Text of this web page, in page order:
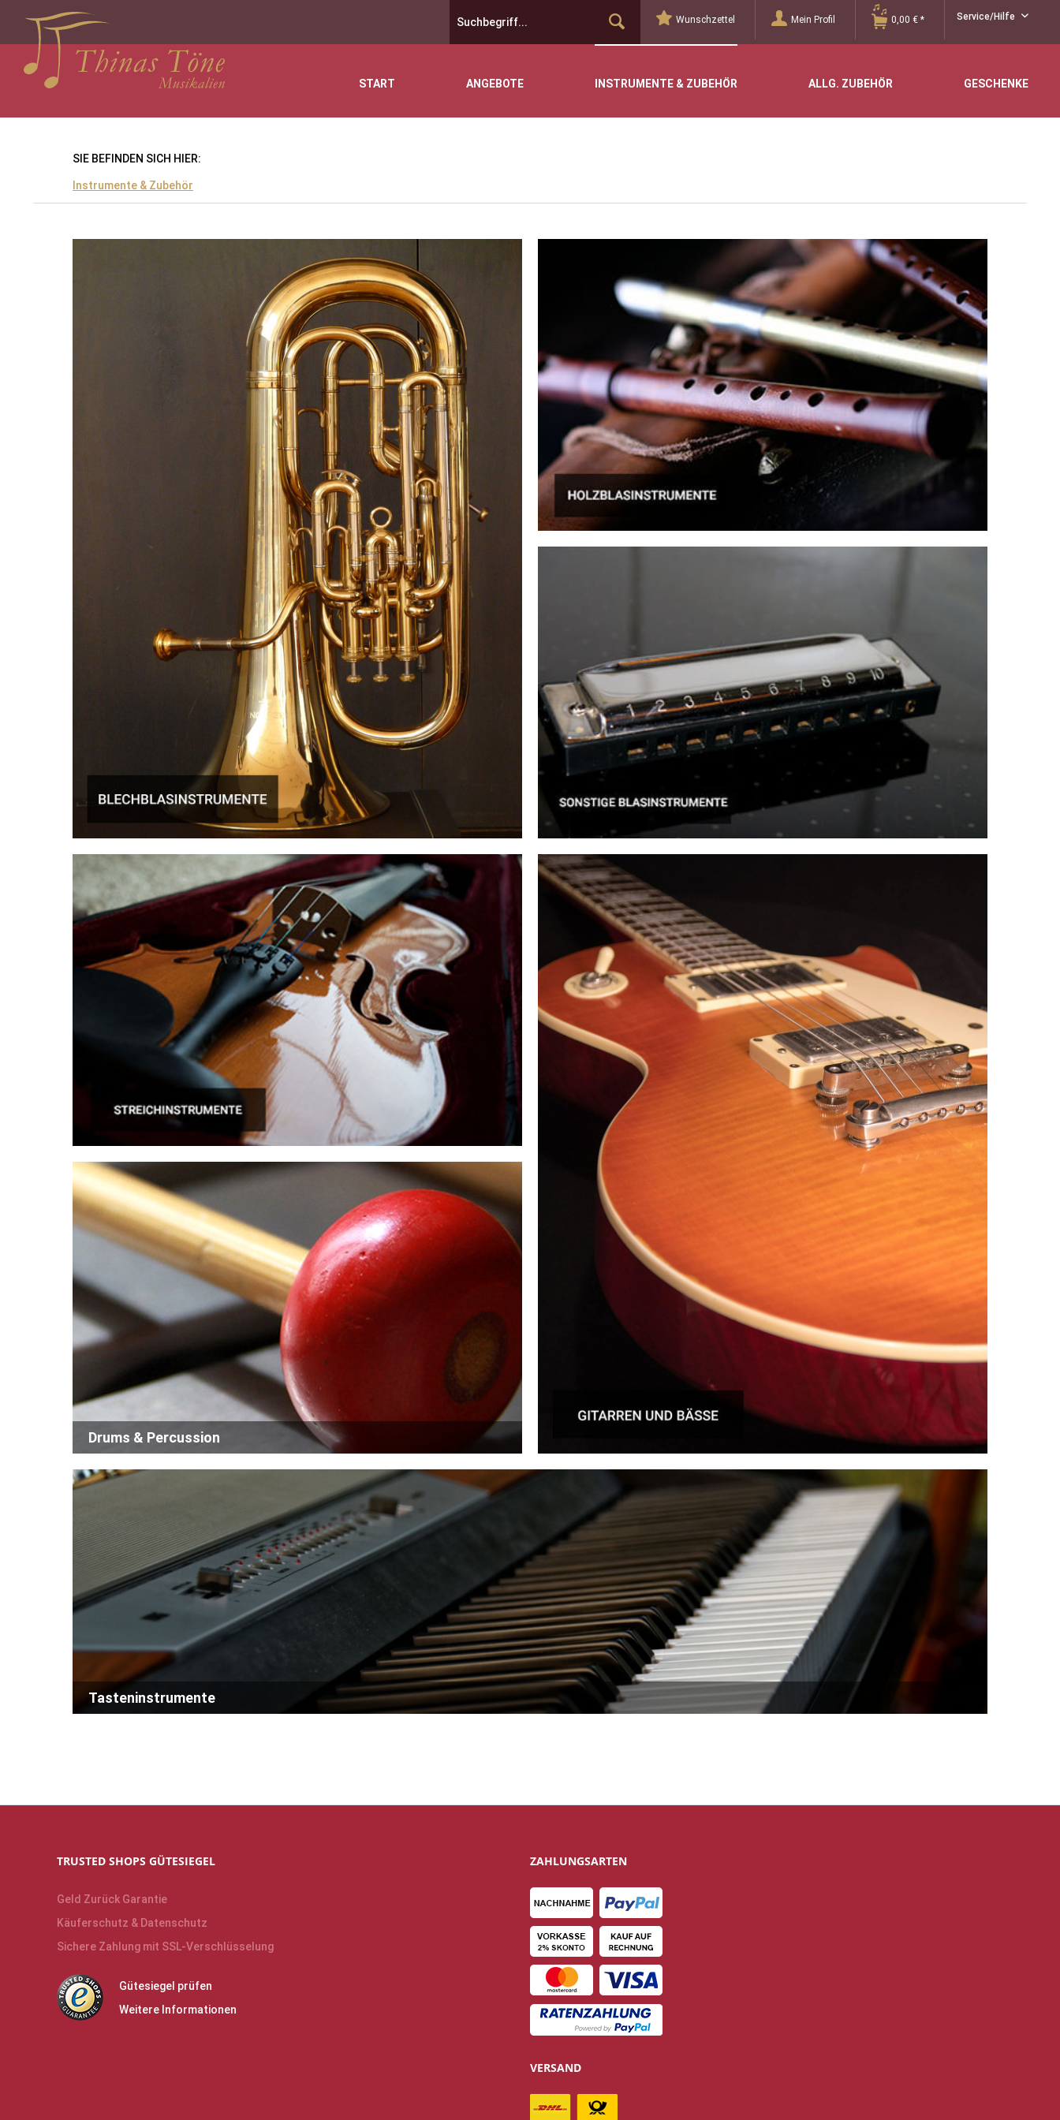
Service/Hilfe
Wunschzettel Mein Profil 0,00 € *
START ANGEBOTE INSTRUMENTE & ZUBEHÖR ALLG. ZUBEHÖR GESCHENKE
SIE BEFINDEN SICH HIER:
Instrumente & Zubehör
Drums & Percussion
Tasteninstrumente
TRUSTED SHOPS GÜTESIEGEL
Geld Zurück Garantie
Käuferschutz & Datenschutz
Sichere Zahlung mit SSL-Verschlüsselung
Gütesiegel prüfen
Weitere Informationen
ZAHLUNGSARTEN
VERSAND